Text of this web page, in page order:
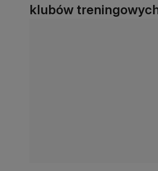
klubów treningowych